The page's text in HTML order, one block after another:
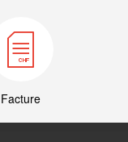
Facture